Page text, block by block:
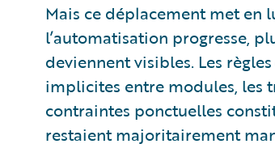
Mais ce déplacement met en
l’automatisation progresse,
deviennent visibles. Les
implicites entre modules, les
contraintes ponctuelles
restaient majoritairement